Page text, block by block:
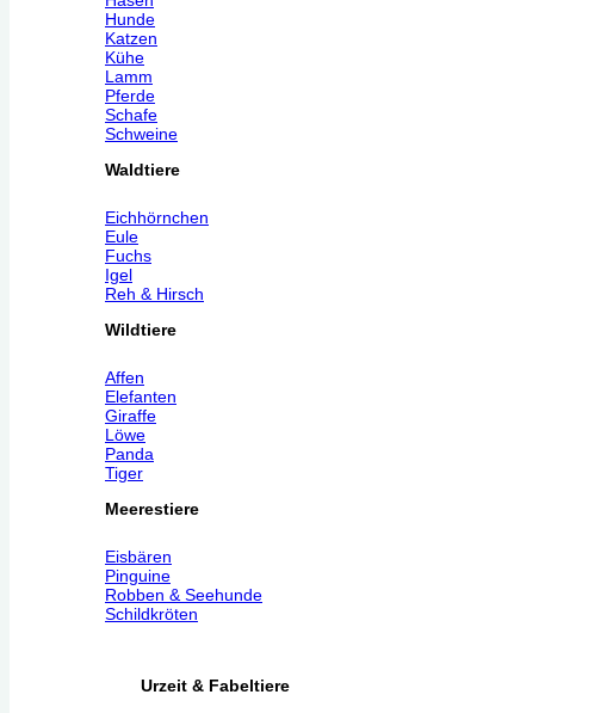
Hunde
Katzen
Kühe
Lamm
Pferde
Schafe
Schweine
Waldtiere
Eichhörnchen
Eule
Fuchs
Igel
Reh & Hirsch
Wildtiere
Affen
Elefanten
Giraffe
Löwe
Panda
Tiger
Meerestiere
Eisbären
Pinguine
Robben & Seehunde
Schildkröten
Urzeit & Fabeltiere